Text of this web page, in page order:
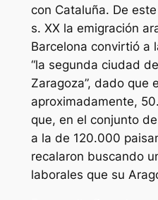
con Cataluña. De
s. XX la emigración
Barcelona convirtió a
“la segunda ciudad
Zaragoza”, dado que
aproximadamente,
que, en el conjunto
a la de 120.000
recalaron buscando
laborales que su